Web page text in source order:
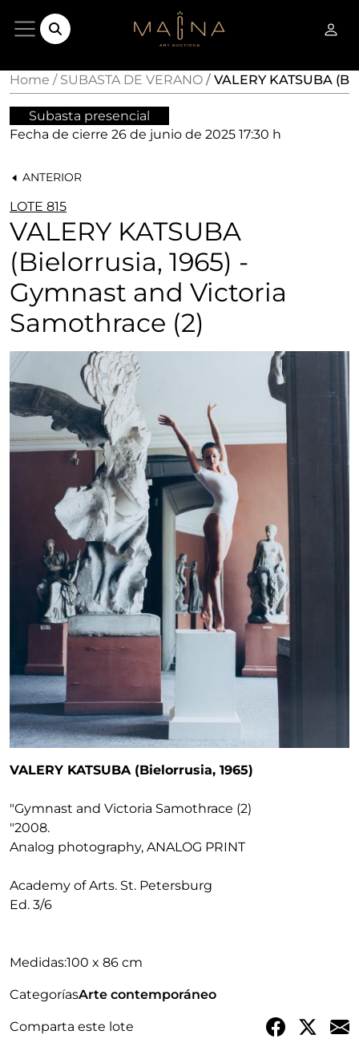
Home SUBASTA DE VERANO VALERY KATSUBA
Subasta presencial
Fecha de cierre 26 de junio de 2025 17:30 h
ANTERIOR
LOTE 815
VALERY KATSUBA
(Bielorrusia, 1965) -
Gymnast and Victoria
Samothrace (2)
VALERY KATSUBA (Bielorrusia, 1965)
"Gymnast and Victoria Samothrace (2)
"2008.
Analog photography, ANALOG PRINT
Academy of Arts. St. Petersburg
Ed. 3/6
Medidas:100 x 86 cm
CategoríasArte contemporáneo
Comparta este lote